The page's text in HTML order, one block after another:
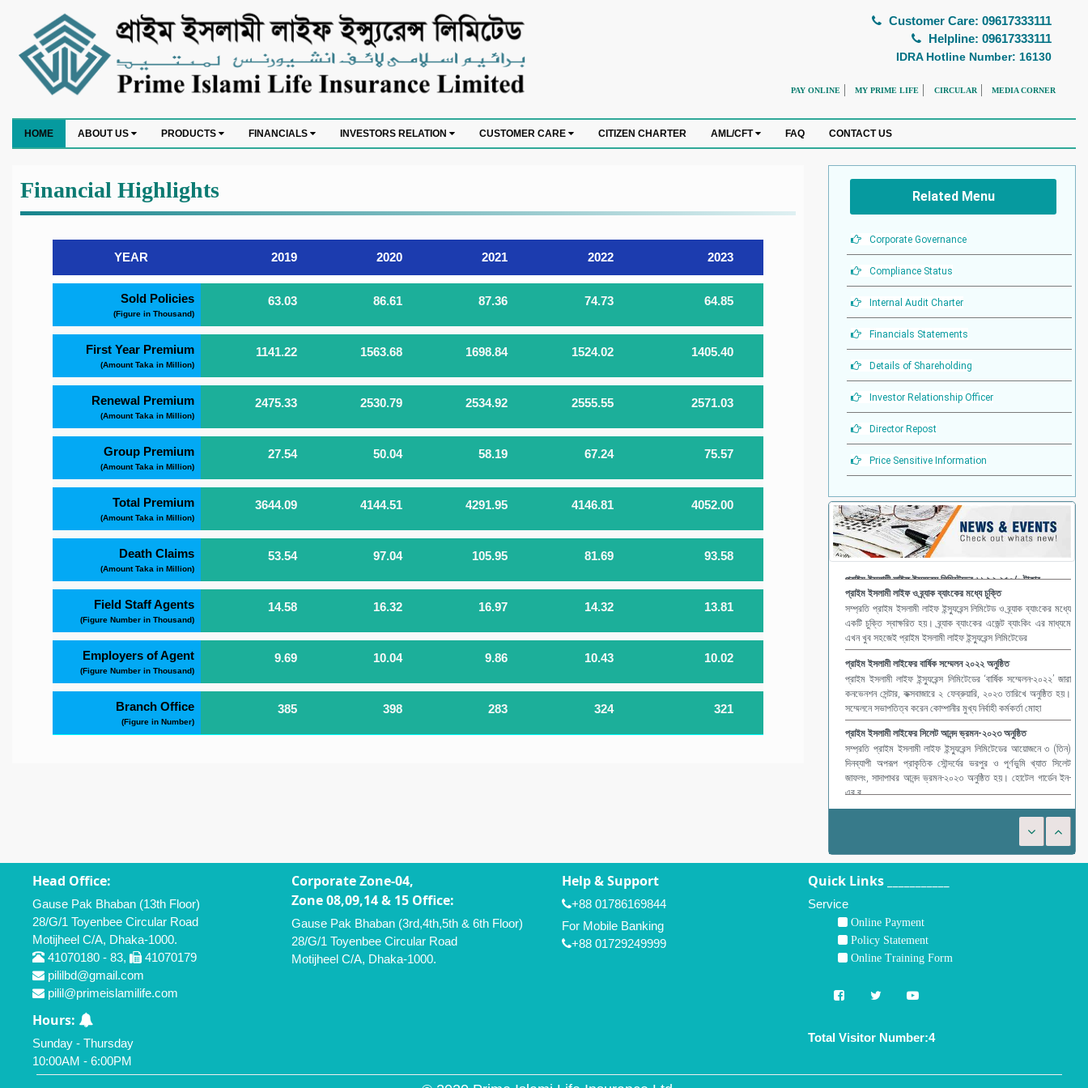
Customer Care: 09617333111
Helpline: 09617333111
IDRA Hotline Number: 16130
PAY ONLINE MY PRIME LIFE CIRCULAR MEDIA CORNER
HOME ABOUT US PRODUCTS FINANCIALS INVESTORS RELATION CUSTOMER CARE CITIZEN CHARTER AML/CFT FAQ CONTACT US
Financial Highlights
YEAR 2019 2020 2021 2022 2023
Sold Policies
(Figure in Thousand)
63.03 86.61 87.36 74.73 64.85
First Year Premium
(Amount Taka in Million)
1141.22 1563.68 1698.84 1524.02 1405.40
Renewal Premium
(Amount Taka in Million)
2475.33 2530.79 2534.92 2555.55 2571.03
Group Premium
(Amount Taka in Million)
27.54 50.04 58.19 67.24 75.57
Total Premium
(Amount Taka in Million)
3644.09 4144.51 4291.95 4146.81 4052.00
Death Claims
(Amount Taka in Million)
53.54 97.04 105.95 81.69 93.58
Field Staff Agents
(Figure Number in Thousand)
14.58 16.32 16.97 14.32 13.81
Employers of Agent
(Figure Number in Thousand)
9.69 10.04 9.86 10.43 10.02
Branch Office
(Figure in Number)
385 398 283 324 321
Related Menu
Corporate Governance
Compliance Status
Internal Audit Charter
Financials Statements
Details of Shareholding
Investor Relationship Officer
Director Repost
Price Sensitive Information
প্রাইম ইসলামী লাইফ ও ব্র্যাক ব্যাংকের মধ্যে চুক্তি
সম্প্রতি প্রাইম ইসলামী লাইফ ইন্স্যুরেন্স লিমিটেড ও ব্র্যাক ব্যাংকের মধ্যে
একটি চুক্তি স্বাক্ষরিত হয়। ব্র্যাক ব্যাংকের এজেন্ট ব্যাংকিং এর মাধ্যমে
এখন খুব সহজেই প্রাইম ইসলামী লাইফ ইন্স্যুরেন্স লিমিটেডের
প্রাইম ইসলামী লাইফের বার্ষিক সম্মেলন ২০২২ অনুষ্ঠিত
প্রাইম ইসলামী লাইফ ইন্স্যুরেন্স লিমিটেডের ‘বার্ষিক সম্মেলন-২০২২’ জারা
কনভেনশন সেন্টার, কক্সবাজারে ২ ফেব্রুয়ারি, ২০২৩ তারিখে অনুষ্ঠিত হয়।
সম্মেলনে সভাপতিত্ব করেন কোম্পানীর মুখ্য নির্বাহী কর্মকর্তা মোহা
প্রাইম ইসলামী লাইফের সিলেট আনন্দ ভ্রমন-২০২৩ অনুষ্ঠিত
সম্প্রতি প্রাইম ইসলামী লাইফ ইন্স্যুরেন্স লিমিটেডের আয়োজনে ৩ (তিন)
দিনব্যাপী অপরূপ প্রাকৃতিক সৌন্দর্যের ভরপুর ও পূর্ণভুমি খ্যাত সিলেট
জাফলং, সাদাপাথর আনন্দ ভ্রমন-২০২৩ অনুষ্ঠিত হয়। হোটেল গার্ডেন ইন-
এর ব
Head Office:
Gause Pak Bhaban (13th Floor)
28/G/1 Toyenbee Circular Road
Motijheel C/A, Dhaka-1000.
41070180 - 83,
41070179
pililbd@gmail.com
pilil@primeislamilife.com
Hours:
Sunday - Thursday
10:00AM - 6:00PM
Corporate Zone-04,
Zone 08,09,14 & 15 Office:
Gause Pak Bhaban (3rd,4th,5th & 6th Floor)
28/G/1 Toyenbee Circular Road
Motijheel C/A, Dhaka-1000.
Help & Support
+88 01786169844
For Mobile Banking
+88 01729249999
Quick Links ___________
Service
Online Payment
Policy Statement
Online Training Form
Total Visitor Number:4